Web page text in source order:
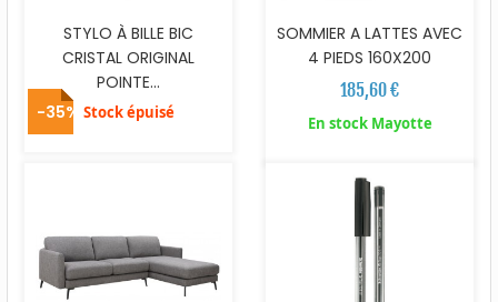
STYLO À BILLE BIC
CRISTAL ORIGINAL
POINTE...
Stock épuisé
SOMMIER A LATTES AVEC
4 PIEDS 160X200
185,60 €
En stock Mayotte
-35%